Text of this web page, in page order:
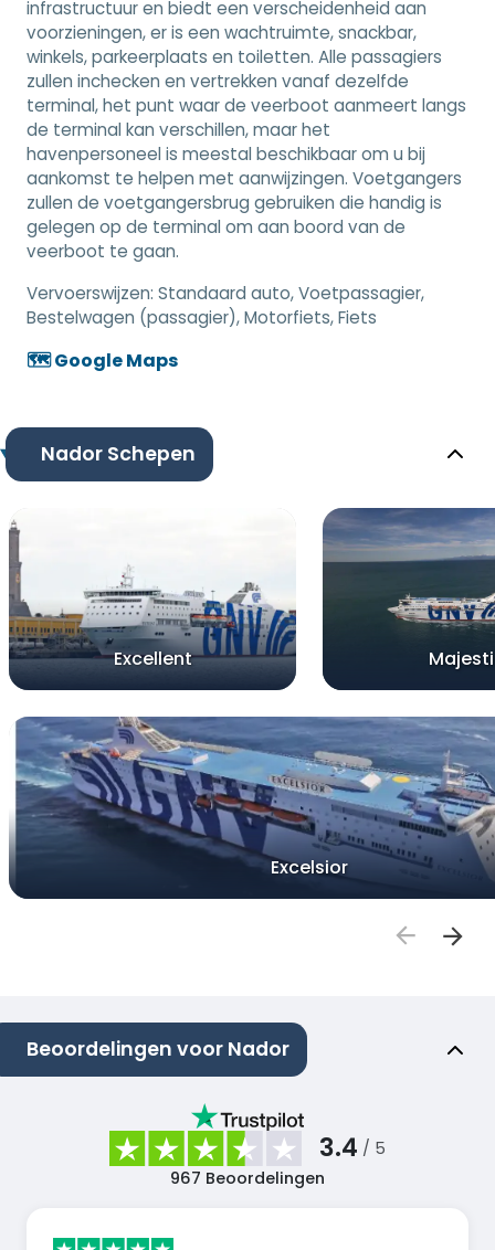
infrastructuur en biedt een verscheidenheid aan
voorzieningen, er is een wachtruimte, snackbar,
winkels, parkeerplaats en toiletten. Alle passagiers
zullen inchecken en vertrekken vanaf dezelfde
terminal, het punt waar de veerboot aanmeert langs
de terminal kan verschillen, maar het
havenpersoneel is meestal beschikbaar om u bij
aankomst te helpen met aanwijzingen. Voetgangers
zullen de voetgangersbrug gebruiken die handig is
gelegen op de terminal om aan boord van de
veerboot te gaan.
Vervoerswijzen: Standaard auto, Voetpassagier,
Bestelwagen (passagier), Motorfiets, Fiets
🗺️ Google Maps
Nador Schepen
Excellent
Excelsior
Beoordelingen voor Nador
3.4 / 5
967 Beoordelingen